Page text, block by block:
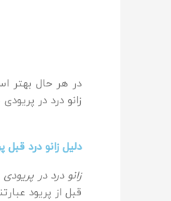
در هر حال بهتر
زانو درد در
دلیل زانو درد
زانو درد در پریودی
قبل از پریود